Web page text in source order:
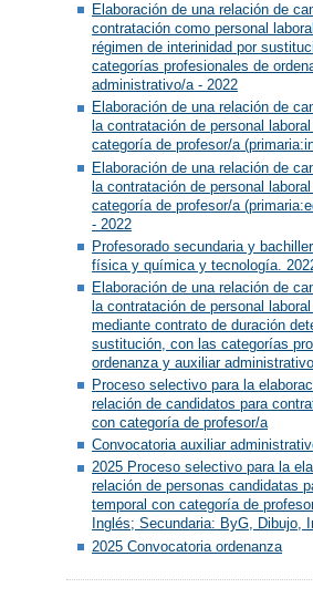
Elaboración de una relación de
contratación como personal
régimen de interinidad por
categorías profesionales de
administrativo/a - 2022
Elaboración de una relación de
la contratación de personal
categoría de profesor/a
Elaboración de una relación de
la contratación de personal
categoría de profesor/a
- 2022
Profesorado secundaria y
física y química y tecnología.
Elaboración de una relación de
la contratación de personal laboral
mediante contrato de duración
sustitución, con las categorías
ordenanza y auxiliar
Proceso selectivo para la
relación de candidatos para
con categoría de profesor/a
Convocatoria auxiliar
2025 Proceso selectivo para la
relación de personas candidatas
temporal con categoría de
Inglés; Secundaria: ByG, Dibujo,
2025 Convocatoria ordenanza